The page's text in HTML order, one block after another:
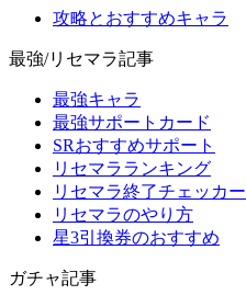
攻略とおすすめキャラ
最強/リセマラ記事
最強キャラ
最強サポートカード
SRおすすめサポート
リセマラランキング
リセマラ終了チェッカー
リセマラのやり方
星3引換券のおすすめ
ガチャ記事